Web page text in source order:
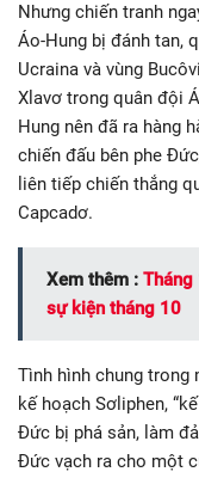
Nhưng chiến tranh
Áo-Hung bị đánh tan,
Ucraina và vùng
Xlavơ trong quân đội
Hung nên đã ra hàng
chiến đấu bên phe
liên tiếp chiến thắng
Capcadơ.
Xem thêm : Tháng
sự kiện tháng 10
Tình hình chung trong
kế hoạch Sơliphen,
Đức bị phá sản, làm
Đức vạch ra cho một